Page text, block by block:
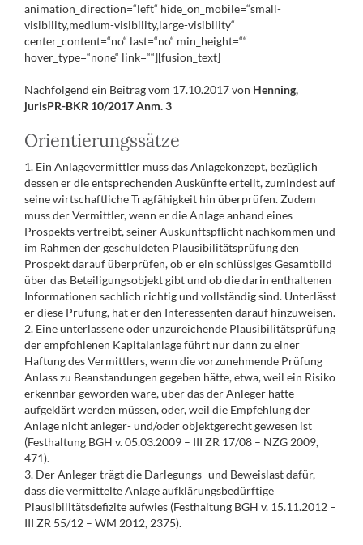
animation_direction=“left“ hide_on_mobile=“small-
visibility,medium-visibility,large-visibility“
center_content=“no“ last=“no“ min_height=““
hover_type=“none“ link=““][fusion_text]
Nachfolgend ein Beitrag vom 17.10.2017 von Henning,
jurisPR-BKR 10/2017 Anm. 3
Orientierungssätze
1. Ein Anlagevermittler muss das Anlagekonzept, bezüglich
dessen er die entsprechenden Auskünfte erteilt, zumindest auf
seine wirtschaftliche Tragfähigkeit hin überprüfen. Zudem
muss der Vermittler, wenn er die Anlage anhand eines
Prospekts vertreibt, seiner Auskunftspflicht nachkommen und
im Rahmen der geschuldeten Plausibilitätsprüfung den
Prospekt darauf überprüfen, ob er ein schlüssiges Gesamtbild
über das Beteiligungsobjekt gibt und ob die darin enthaltenen
Informationen sachlich richtig und vollständig sind. Unterlässt
er diese Prüfung, hat er den Interessenten darauf hinzuweisen.
2. Eine unterlassene oder unzureichende Plausibilitätsprüfung
der empfohlenen Kapitalanlage führt nur dann zu einer
Haftung des Vermittlers, wenn die vorzunehmende Prüfung
Anlass zu Beanstandungen gegeben hätte, etwa, weil ein Risiko
erkennbar geworden wäre, über das der Anleger hätte
aufgeklärt werden müssen, oder, weil die Empfehlung der
Anlage nicht anleger- und/oder objektgerecht gewesen ist
(Festhaltung BGH v. 05.03.2009 – III ZR 17/08 – NZG 2009,
471).
3. Der Anleger trägt die Darlegungs- und Beweislast dafür,
dass die vermittelte Anlage aufklärungsbedürftige
Plausibilitätsdefizite aufwies (Festhaltung BGH v. 15.11.2012 –
III ZR 55/12 – WM 2012, 2375).